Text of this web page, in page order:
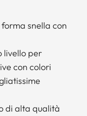
snella con
livello per
con colori
di alta qualità